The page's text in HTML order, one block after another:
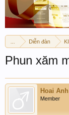
Diễn đàn
Phun xăm
Hoai Anh
Member